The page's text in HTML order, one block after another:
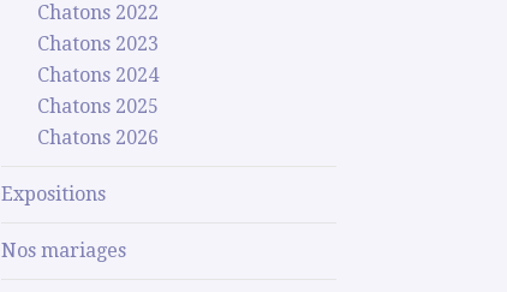
Chatons 2022
Chatons 2023
Chatons 2024
Chatons 2025
Chatons 2026
Expositions
Nos mariages